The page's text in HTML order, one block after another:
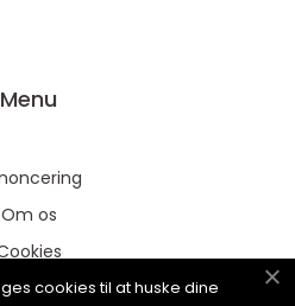
Menu
Om os
os
cookies til at huske dine